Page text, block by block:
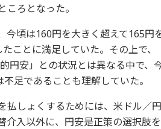
ろとなった。
今頃は160円を大きく超えて165円
ことに満足していた。その上で、
円安」との状況とは異なる中で、
足であることも理解していた。
払しょくするためには、米ドル／円
介入以外に、円安是正策の選択肢を